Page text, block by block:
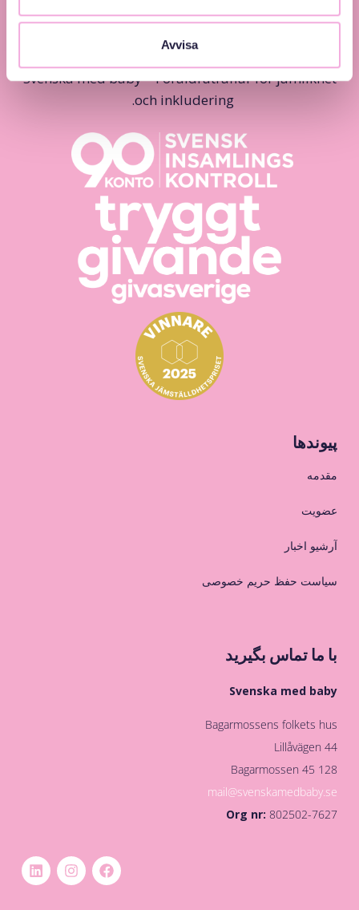
Avvisa
Svenska med baby – Föräldraträffar för jämlikhet
och inkludering.
پیوندها
مقدمه
عضویت
آرشیو اخبار
سیاست حفظ حریم خصوصی
با ما تماس بگیرید
Svenska med baby
Bagarmossens folkets hus
Lillåvägen 44
128 45 Bagarmossen
mail@svenskamedbaby.se
Org nr:802502-7627